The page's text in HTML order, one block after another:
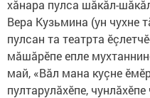
хăнара пулса шăкăл-
Вера Кузьмина (ун чухне
пулсан та театрта
мăшăрӗпе епле
май, «Вăл мана куçне
пултарулăхӗпе,